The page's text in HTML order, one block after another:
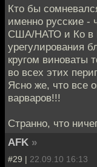
Кто бы
именно русские -
США/НАТО и Ко в
урегулирования
кругом виноваты
во всех этих
Ясно же, что все
варваров!!!
Странно, что
AFK »
#29 | 22.09.10 16:13